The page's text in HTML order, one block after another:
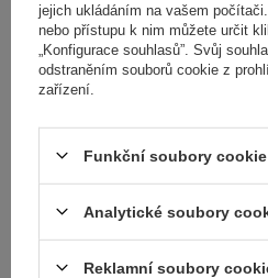
4 106,00 Kčs DPH
Produkt dostupný ve velkém
Přidat
do
košíku
jejich ukládáním na vašem
nebo přístupu k nim můžete určit
„Konfigurace souhlasů”. Svůj
odstraněním souborů cookie z
zařízení.
Funkční soubory
Analytické soubory
Reklamní soubory